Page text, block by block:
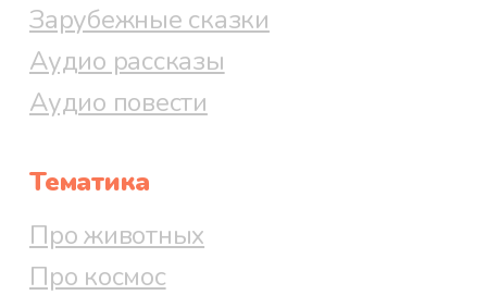
Зарубежные сказки
Аудио рассказы
Аудио повести
Тематика
Про животных
Про космос